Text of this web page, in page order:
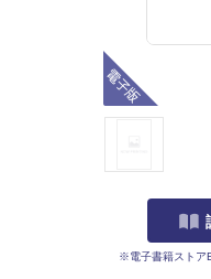
※電子書籍ストア